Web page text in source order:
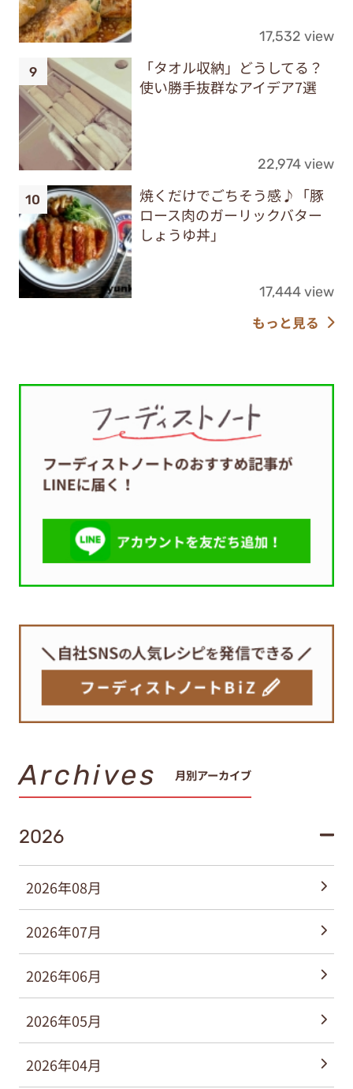
17,532 view
「タオル収納」どうしてる？
使い勝手抜群なアイデア7選
22,974 view
焼くだけでごちそう感♪「豚
ロース肉のガーリックバター
しょうゆ丼」
17,444 view
もっと見る
Archives 月別アーカイブ
2026
2026年08月
2026年07月
2026年06月
2026年05月
2026年04月